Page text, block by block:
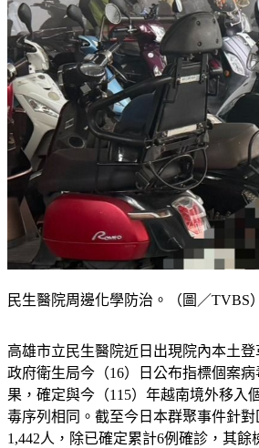
民生醫院周邊化學防治。（圖／TVBS）
高雄市立民生醫院近日出現院內本土
政府衛生局今（16）日公布指標個案
果，確定與今（115）年越南境外移入
毒序列相同。截至今日本群聚事件針
1,442人，除已確定累計6例確診，其餘